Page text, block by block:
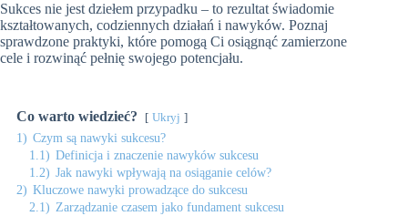
Sukces nie jest dziełem przypadku – to rezultat świadomie
kształtowanych, codziennych działań i nawyków. Poznaj
sprawdzone praktyki, które pomogą Ci osiągnąć zamierzone
cele i rozwinąć pełnię swojego potencjału.
Co warto wiedzieć? Ukryj
1) Czym są nawyki sukcesu?
1.1) Definicja i znaczenie nawyków sukcesu
1.2) Jak nawyki wpływają na osiąganie celów?
2) Kluczowe nawyki prowadzące do sukcesu
2.1) Zarządzanie czasem jako fundament sukcesu